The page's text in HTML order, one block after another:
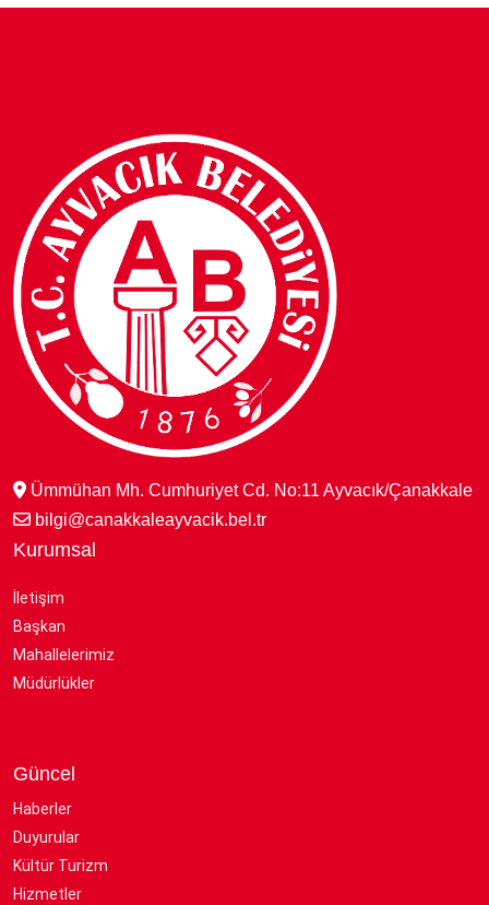
Ümmühan Mh. Cumhuriyet Cd. No:11 Ayvacık/Çanakkale
bilgi@canakkaleayvacik.bel.tr
Kurumsal
İletişim
Başkan
Mahallelerimiz
Müdürlükler
Güncel
Haberler
Duyurular
Kültür Turizm
Hizmetler